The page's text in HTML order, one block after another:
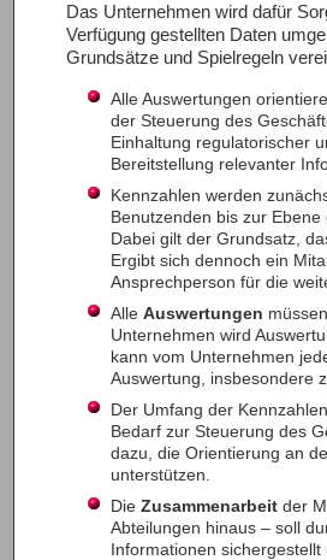
Das Unternehmen wird dafür
Verfügung gestellten Daten
Grundsätze und Spielregeln
Alle Auswertungen
der Steuerung des
Einhaltung regulatorischer
Bereitstellung relevanter
Kennzahlen werden
Benutzenden bis zur
Dabei gilt der Grundsatz,
Ergibt sich dennoch ein
Ansprechperson für die
Alle Auswertungen
Unternehmen wird
kann vom Unternehmen
Auswertung, insbesondere
Der Umfang der
Bedarf zur Steuerung des
dazu, die Orientierung an
unterstützen.
Die Zusammenarbeit der
Abteilungen hinaus – soll
Informationen sichergestellt